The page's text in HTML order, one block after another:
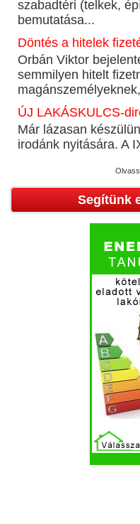
szabadtéri (telkek,
bemutatása...
Döntés a hitelek
Orbán Viktor
semmilyen hitelt
ÚJ LAKÁSKULCS-
Már lázasan
irodánk nyitására. A
Segítünk